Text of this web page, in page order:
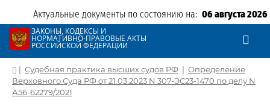
Актуальные документы по состоянию на: 06 августа 2026
ЗАКОНЫ, КОДЕКСЫ И
НОРМАТИВНО-ПРАВОВЫЕ АКТЫ
РОССИЙСКОЙ ФЕДЕРАЦИИ
| Судебная практика высших судов РФ | Определение
Верховного Суда РФ от 21.03.2023 N 307-ЭС23-1470 по делу N
А56-62279/2021